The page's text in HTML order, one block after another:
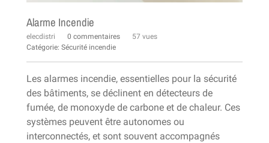
Alarme Incendie
elecdistri 0 commentaires
57 vues
Catégorie: Sécurité incendie
Les alarmes incendie, essentielles pour la sécurité
des bâtiments, se déclinent en détecteurs de
fumée, de monoxyde de carbone et de chaleur. Ces
systèmes peuvent être autonomes ou
interconnectés, et sont souvent accompagnés